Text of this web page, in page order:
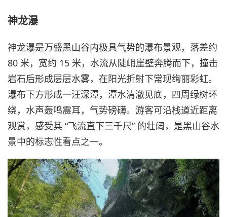
神龙瀑
神龙瀑是万盛黑山谷内极具气势的瀑布景观，落差约
80 米，宽约 15 米，水流从陡峭崖壁奔腾而下，撞击
岩石后形成层层水雾，在阳光折射下常现绚丽彩虹。
瀑布下方形成一汪深潭，潭水清澈见底，四周绿树环
绕，水声轰鸣震耳，气势磅礴。游客可沿栈道近距离
观赏，感受其 “飞流直下三千尺” 的壮阔，是黑山谷水
景中的标志性看点之一。